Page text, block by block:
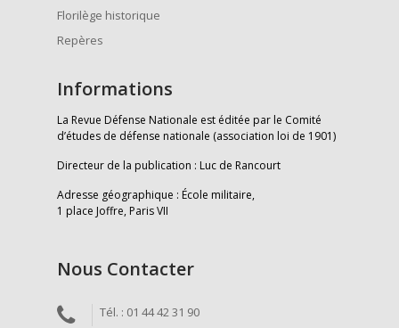
Florilège historique
Repères
Informations
La Revue Défense Nationale est éditée par le Comité
d’études de défense nationale (association loi de 1901)
Directeur de la publication : Luc de Rancourt
Adresse géographique : École militaire,
1 place Joffre, Paris VII
Nous Contacter
Tél. : 01 44 42 31 90